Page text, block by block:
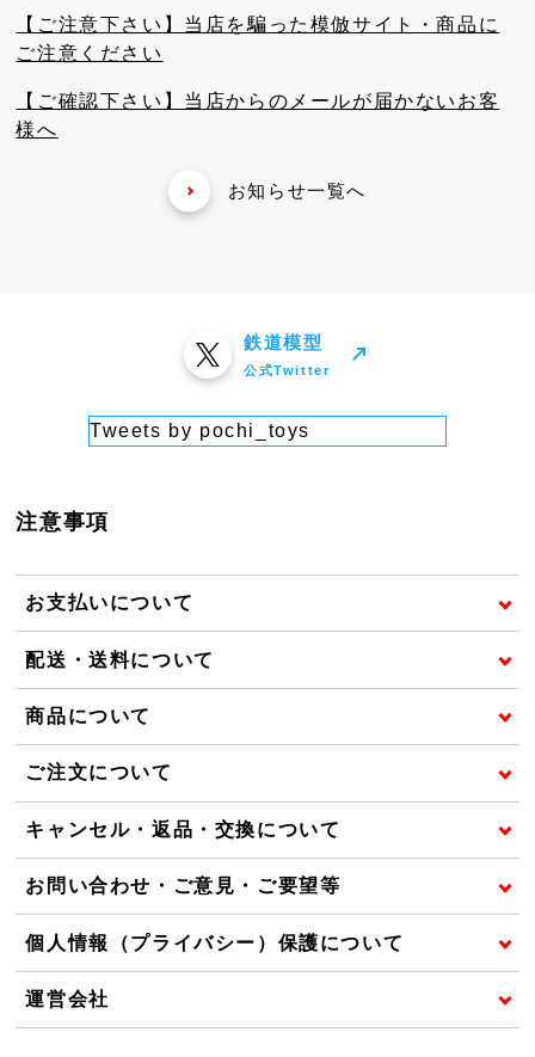
【ご注意下さい】当店を騙った模倣サイト・商品に
ご注意ください
【ご確認下さい】当店からのメールが届かないお客
様へ
お知らせ一覧へ
鉄道模型
公式Twitter
Tweets by pochi_toys
注意事項
お支払いについて
配送・送料について
商品について
ご注文について
キャンセル・返品・交換について
お問い合わせ・ご意見・ご要望等
個人情報（プライバシー）保護について
運営会社